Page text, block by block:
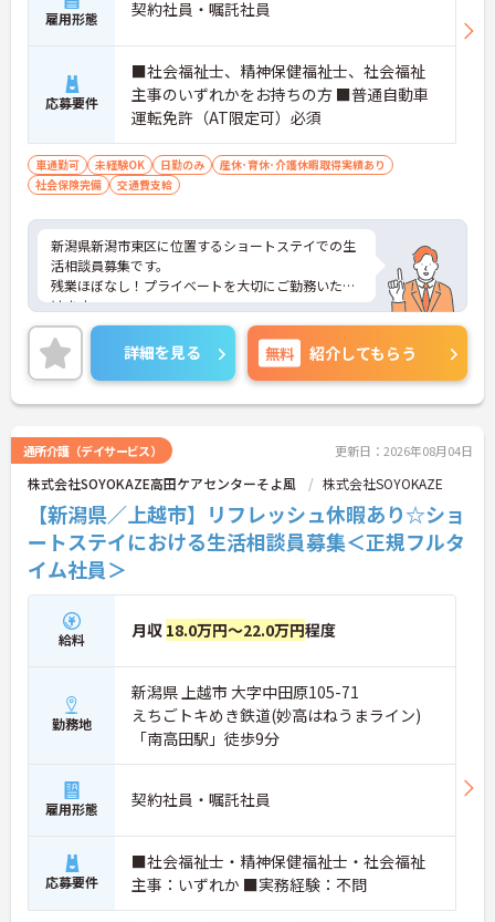
雇用形態 契約社員・嘱託社員
応募要件
■社会福祉士、精神保健福祉士、社会福祉
主事のいずれかをお持ちの方 ■普通自動車
運転免許（AT限定可）必須
車通勤可 未経験OK 日勤のみ
産休･育休･介護休暇取得実績あり
社会保険完備
交通費支給
新潟県新潟市東区に位置するショートステイでの生
活相談員募集です。
残業ほぼなし！プライベートを大切にご勤務いただ
けます。
ご興味をお持ちの方には詳細の情報や面接のポイン
トをお伝えしますのでお気軽にお問い合わせくださ
いませ。
詳細を見る 無料 紹介してもらう
通所介護（デイサービス） 更新日：2026年08月04日
株式会社SOYOKAZE高田ケアセンターそよ風 株式会社SOYOKAZE
【新潟県／上越市】リフレッシュ休暇あり☆ショ
ートステイにおける生活相談員募集＜正規フルタ
イム社員＞
給料 月収 18.0万円～22.0万円程度
勤務地
新潟県 上越市 大字中田原105-71
えちごトキめき鉄道(妙高はねうまライン)
「南高田駅」徒歩9分
雇用形態 契約社員・嘱託社員
応募要件
■社会福祉士・精神保健福祉士・社会福祉
主事：いずれか ■実務経験：不問